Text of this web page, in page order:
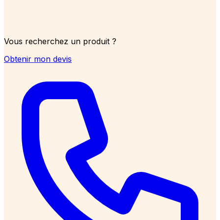
Vous recherchez un produit ?
Obtenir mon devis